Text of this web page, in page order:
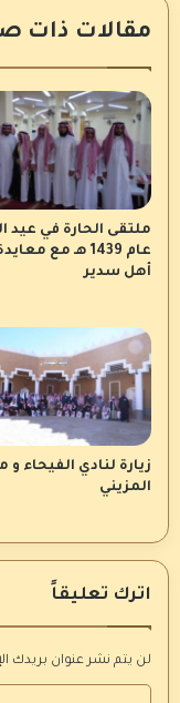
مقالات ذات
ملتقى الحارة في عيد
عام 1439 هـ مع
أهل سدير
زيارة لنادي الفيحاء و
المزيني
اترك تعليقاً
لن يتم نشر عنوان بريدك